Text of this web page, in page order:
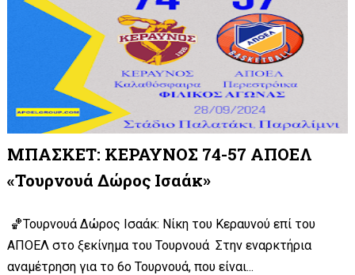
ΜΠΑΣΚΕΤ: ΚΕΡΑΥΝΟΣ 74-57 ΑΠΟΕΛ
«Τουρνουά Δώρος Ισαάκ»
🏀Τουρνουά Δώρος Ισαάκ: Νίκη του Κεραυνού επί του
ΑΠΟΕΛ στο ξεκίνημα του Τουρνουά Στην εναρκτήρια
αναμέτρηση για το 6ο Τουρνουά, που είναι...